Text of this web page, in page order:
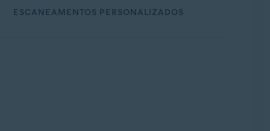
de conveniência, 32/64 bits
ESCANEAMENTOS PERSONALIZADOS